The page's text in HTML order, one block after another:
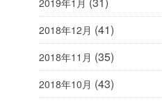
2019年1月
2018年12月 (41)
2018年11月 (35)
2018年10月 (43)